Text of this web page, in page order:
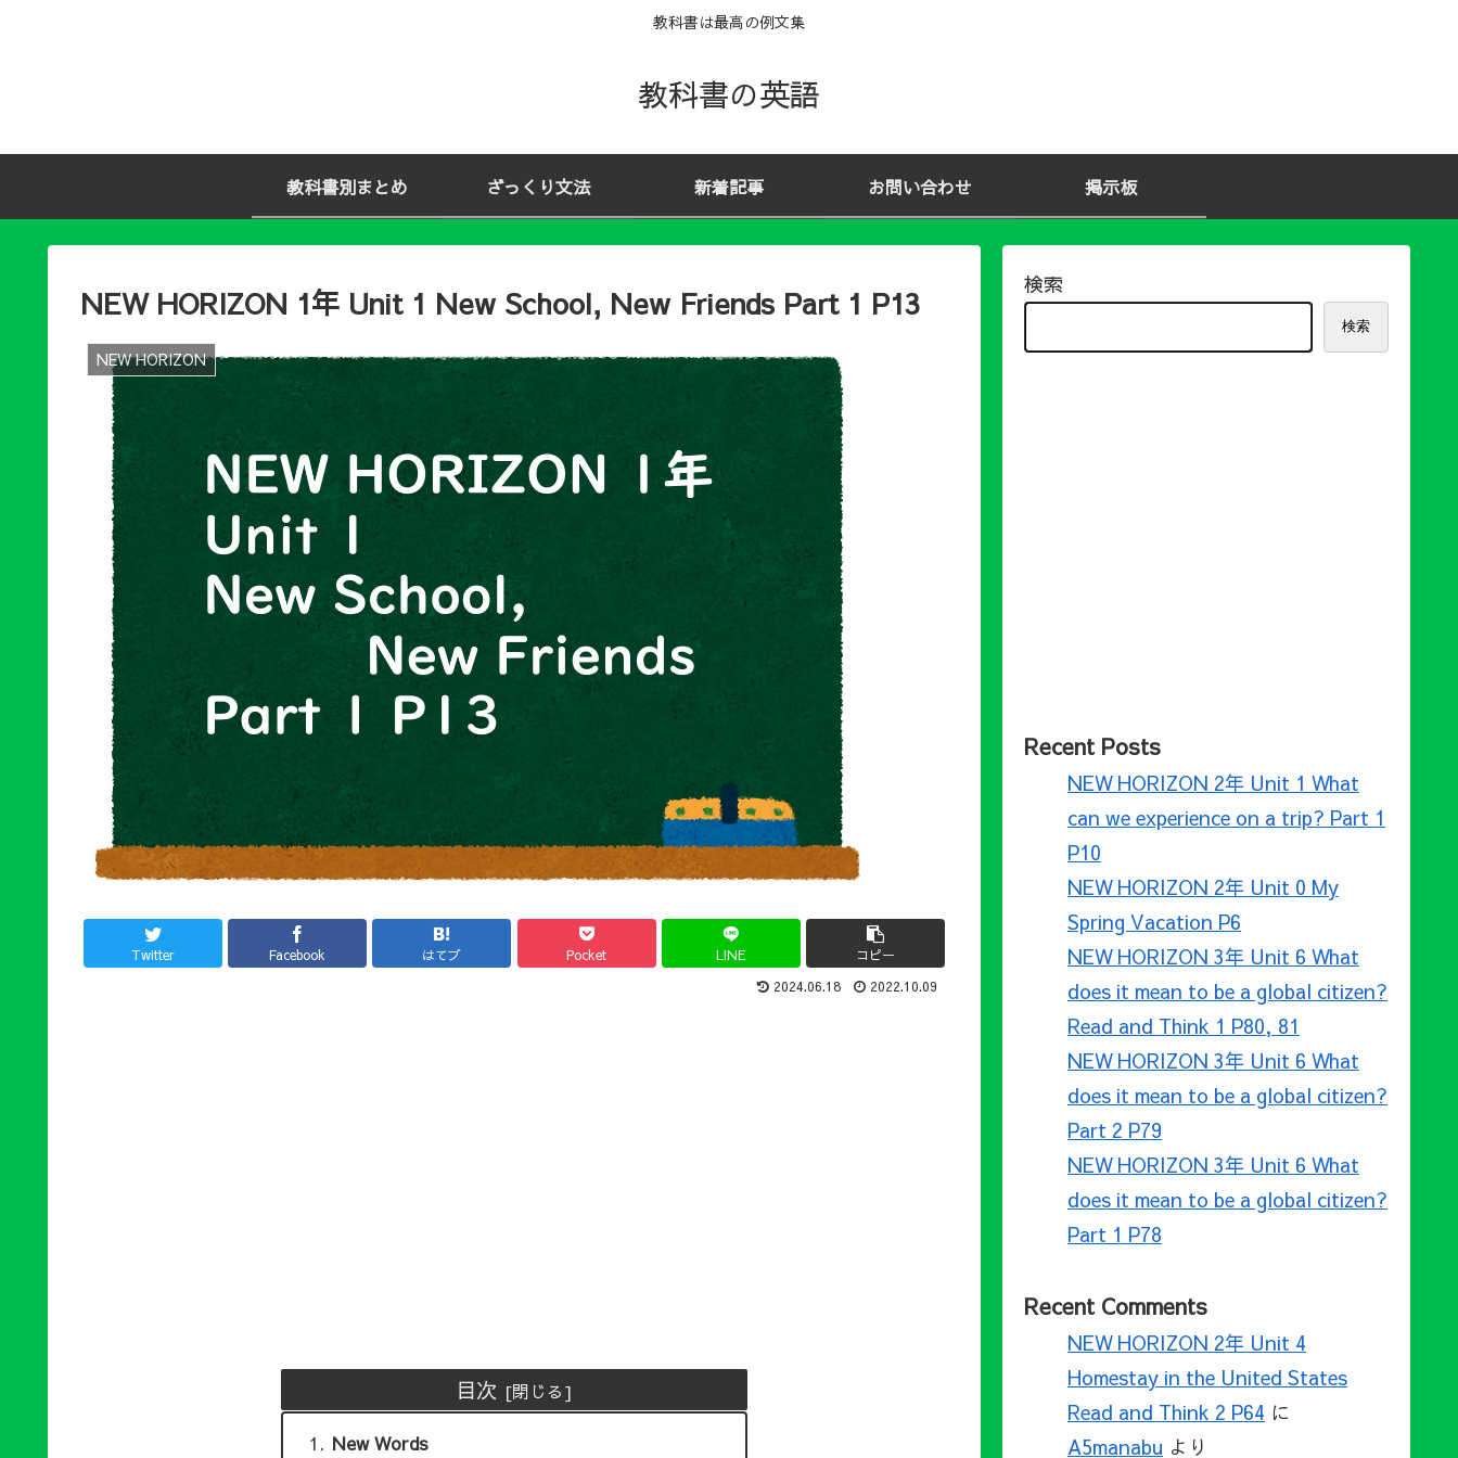
教科書は最高の例文集
教科書の英語
教科書別まとめ ざっくり文法 新着記事 お問い合わせ 掲示板
NEW HORIZON 1年 Unit 1 New School, New Friends Part 1 P13
NEW HORIZON
Twitter Facebook はてブ Pocket LINE コピー
2024.06.18 2022.10.09
目次
New Words
検索
検索
Recent Posts
NEW HORIZON 2年 Unit 1 What
can we experience on a trip? Part 1
P10
NEW HORIZON 2年 Unit 0 My
Spring Vacation P6
NEW HORIZON 3年 Unit 6 What
does it mean to be a global citizen?
Read and Think 1 P80, 81
NEW HORIZON 3年 Unit 6 What
does it mean to be a global citizen?
Part 2 P79
NEW HORIZON 3年 Unit 6 What
does it mean to be a global citizen?
Part 1 P78
Recent Comments
NEW HORIZON 2年 Unit 4
Homestay in the United States
Read and Think 2 P64 に
A5manabu より